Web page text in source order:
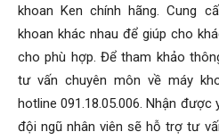
khoan Ken chính hãng. Cung
khoan khác nhau để giúp cho
cho phù hợp. Để tham khảo
tư vấn chuyên môn về máy
hotline 091.18.05.006. Nhận được
đội ngũ nhân viên sẽ hỗ trợ tư